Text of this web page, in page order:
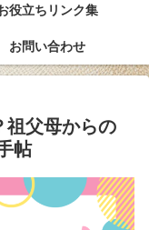
役立ちリンク集
お問い合わせ
祖父母からの
帖